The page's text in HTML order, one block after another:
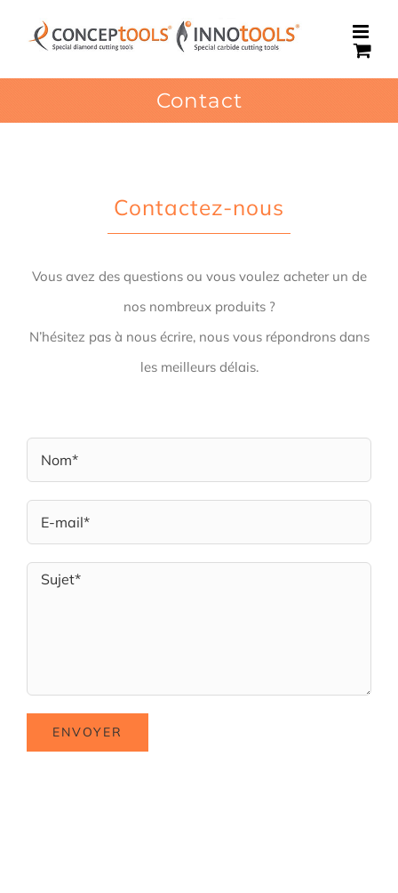
contenu
Contact
Contactez-nous
Vous avez des questions ou vous voulez acheter un de
nos nombreux produits ?
N’hésitez pas à nous écrire, nous vous répondrons dans
les meilleurs délais.